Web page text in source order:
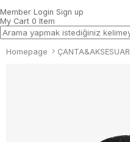
Member Login Sign up
My Cart 0 Item
Homepage ÇANTA&AKSESUAR